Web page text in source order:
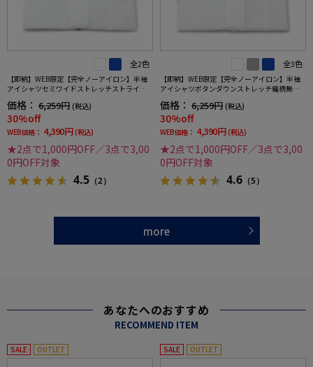
全2色
【即納】WEB限定【完全ノーアイロン】半袖
アイシャツセミワイドストレッチストライプi-
価格： 6,259円 (税込)
30%off
WEB価格： 4,390円 (税込)
★2点で1,000円OFF／3点で3,00
0円OFF対象
4.5 （2）
全3色
【即納】WEB限定【完全ノーアイロン】半袖
アイシャツボタンダウンストレッチ織柄無地i-
価格： 6,259円 (税込)
30%off
WEB価格： 4,390円 (税込)
★2点で1,000円OFF／3点で3,00
0円OFF対象
4.6 （5）
more
あなたへのおすすめ
RECOMMEND ITEM
SALE OUTLET SALE OUTLET